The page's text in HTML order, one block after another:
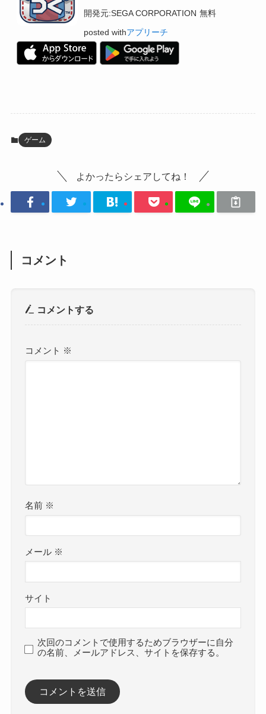
開発元:SEGA CORPORATION 無料
posted withアプリーチ
ゲーム
よかったらシェアしてね！
コメント
コメントする
コメント ※
名前 ※
メール ※
サイト
次回のコメントで使用するためブラウザーに自分
の名前、メールアドレス、サイトを保存する。